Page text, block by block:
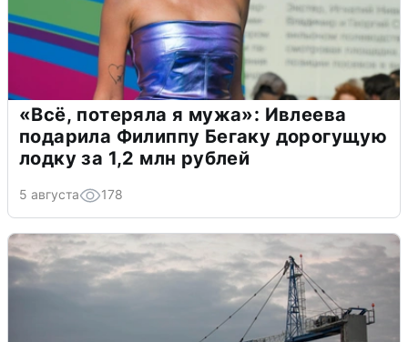
«Всё, потеряла я мужа»: Ивлеева
подарила Филиппу Бегаку дорогущую
лодку за 1,2 млн рублей
5 августа 178